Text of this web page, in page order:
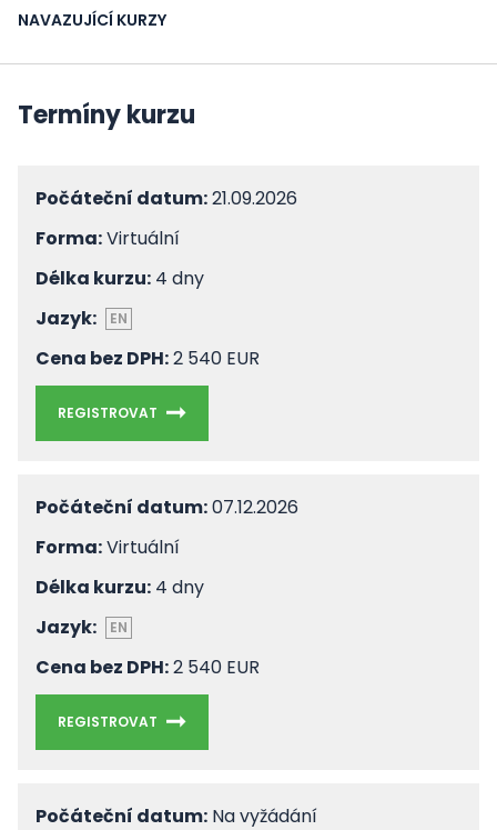
NAVAZUJÍCÍ KURZY
Termíny kurzu
Počáteční datum:21.09.2026
Forma:Virtuální
Délka kurzu: 4 dny
Jazyk:
EN
Cena bez DPH:2 540 EUR
REGISTROVAT
Počáteční datum:07.12.2026
Forma:Virtuální
Délka kurzu: 4 dny
Jazyk:
EN
Cena bez DPH:2 540 EUR
REGISTROVAT
Počáteční datum: Na vyžádání